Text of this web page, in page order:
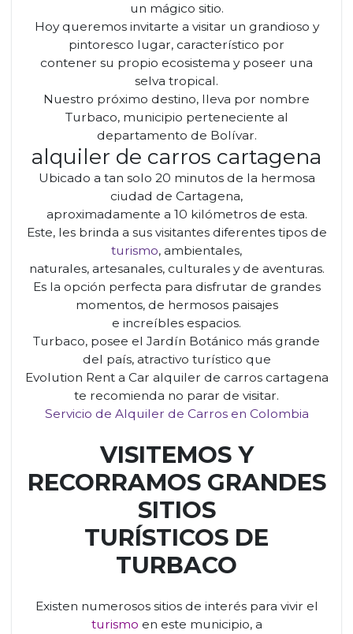
un mágico sitio.
Hoy queremos invitarte a visitar un grandioso y
pintoresco lugar, característico por
contener su propio ecosistema y poseer una
selva tropical.
Nuestro próximo destino, lleva por nombre
Turbaco, municipio perteneciente al
departamento de Bolívar.
alquiler de carros cartagena
Ubicado a tan solo 20 minutos de la hermosa
ciudad de Cartagena,
aproximadamente a 10 kilómetros de esta.
Este, les brinda a sus visitantes diferentes tipos de
turismo, ambientales,
naturales, artesanales, culturales y de aventuras.
Es la opción perfecta para disfrutar de grandes
momentos, de hermosos paisajes
e increíbles espacios.
Turbaco, posee el Jardín Botánico más grande
del país, atractivo turístico que
Evolution Rent a Car alquiler de carros cartagena
te recomienda no parar de visitar.
Servicio de Alquiler de Carros en Colombia
VISITEMOS Y
RECORRAMOS GRANDES
SITIOS
TURÍSTICOS DE
TURBACO
Existen numerosos sitios de interés para vivir el
turismo en este municipio, a